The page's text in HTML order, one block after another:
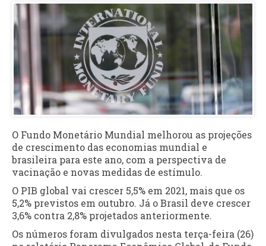
O Fundo Monetário Mundial melhorou as projeções
de crescimento das economias mundial e
brasileira para este ano, com a perspectiva de
vacinação e novas medidas de estímulo.
O PIB global vai crescer 5,5% em 2021, mais que os
5,2% previstos em outubro. Já o Brasil deve crescer
3,6% contra 2,8% projetados anteriormente.
Os números foram divulgados nesta terça-feira (26)